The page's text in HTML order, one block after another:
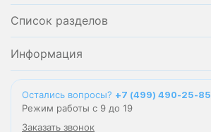
Список разделов
Информация
Остались вопросы? +7 (499) 490-25-85
Режим работы с 9 до 19
Заказать звонок